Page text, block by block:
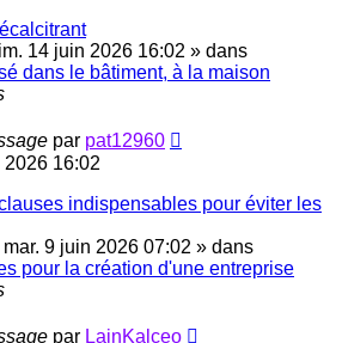
14 juin 2026 16:02 » dans
dans le bâtiment, à la maison
par pat12960
16:02
indispensables pour éviter les
mar. 9 juin 2026 07:02 » dans
pour la création d'une entreprise
par LainKalceo